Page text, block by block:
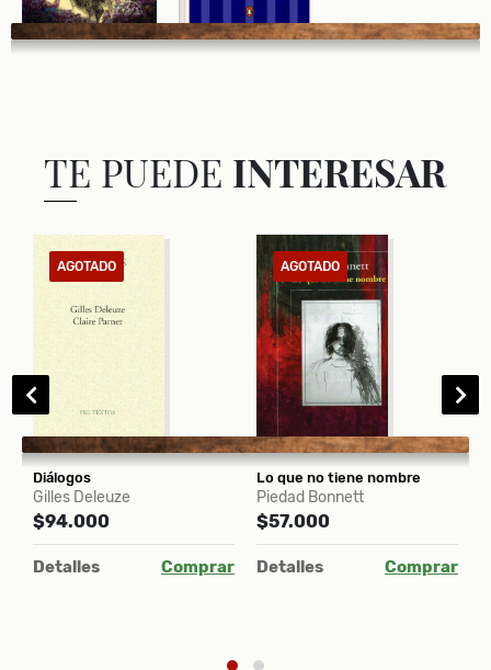
TE PUEDE INTERESAR
AGOTADO
Diálogos
Gilles Deleuze
$94.000
Detalles Comprar
AGOTADO
Lo que no tiene nombre
Piedad Bonnett
$57.000
Detalles Comprar